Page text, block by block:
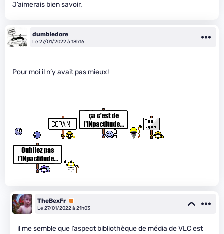
J’aimerais bien savoir.
dumbledore
Le 27/01/2022 à 18h16
Pour moi il n’y avait pas mieux!
TheBexFr Premium
Le 27/01/2022 à 21h03
il me semble que l’aspect bibliothèque de média de VLC est